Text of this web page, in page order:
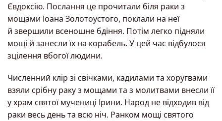
Євдоксію. Послання це прочитали біля раки з
мощами Іоана Золотоустого, поклали на неї
й звершили всеношне бдіння. Потім легко підняли
мощі й занесли їх на корабель. У цей час відбулося
зцілення вбогої людини.
Численний клір зі свічками, кадилами та хоругвами
взяли срібну раку з мощами та з молитвами внесли її
у храм святої мучениці Ірини. Народ не відходив від
раки весь день та всю ніч. Ранком мощі святого